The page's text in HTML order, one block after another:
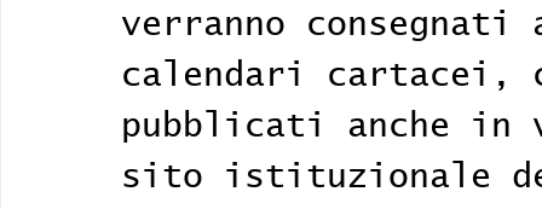
verranno
calendari cartacei,
pubblicati anche
sito istituzionale